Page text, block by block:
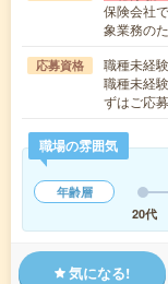
保険会社
象業務の
応募資格
職種未経
職種未経
ずはご応
職場の雰囲気
年齢層
20代
気になる!